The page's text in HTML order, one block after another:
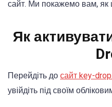
сайт. Ми покажемо вам, як
Як
Перейдіть до сайт key-
увійдіть під своїм